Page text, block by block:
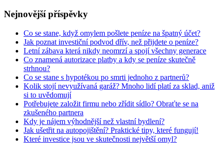
Nejnovější příspěvky
Co se stane, když omylem pošlete peníze na špatný účet?
Jak poznat investiční podvod dřív, než přijdete o peníze?
Letní zábava která nikdy neomrzí a spojí všechny generace
Co znamená autorizace platby a kdy se peníze skutečně
strhnou?
Co se stane s hypotékou po smrti jednoho z partnerů?
Kolik stojí nevyužívaná garáž? Mnoho lidí platí za sklad, aniž
si to uvědomují
Potřebujete založit firmu nebo zřídit sídlo? Obraťte se na
zkušeného partnera
Kdy je nájem výhodnější než vlastní bydlení?
Jak ušetřit na autopojištění? Praktické tipy, které fungují!
Které investice jsou ve skutečnosti největší omyl?